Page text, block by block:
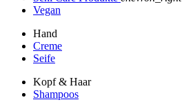
Vegan
Hand
Creme
Seife
Kopf & Haar
Shampoos